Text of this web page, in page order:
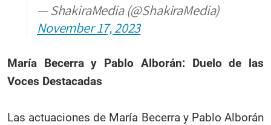
— ShakiraMedia (@ShakiraMedia)
November 17, 2023
María Becerra y Pablo Alborán: Duelo de las
Voces Destacadas
Las actuaciones de María Becerra y Pablo Alborán